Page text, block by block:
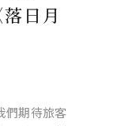
日月
們期待旅客